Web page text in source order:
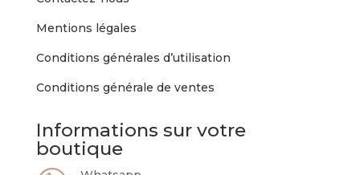
Mentions légales
Conditions générales d’utilisation
Conditions générale de ventes
Informations sur votre
boutique